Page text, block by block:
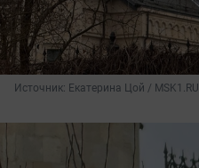
Источник: Екатерина Цой / MSK1.RU